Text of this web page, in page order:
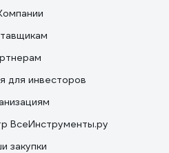
для инвесторов
ВсеИнструменты.ру
закупки